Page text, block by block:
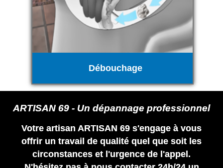
Débouchage
ARTISAN 69 - Un dépannage professionnel
Votre artisan ARTISAN 69 s'engage à vous
offrir un travail de qualité quel que soit les
circonstances et l'urgence de l'appel.